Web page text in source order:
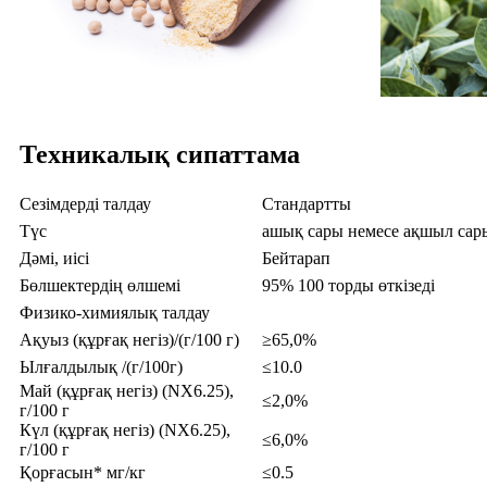
Техникалық сипаттама
Сезімдерді талдау
Стандартты
Түс
ашық сары немесе ақшыл
Дәмі, иісі
Бейтарап
Бөлшектердің өлшемі
95% 100 торды өткізеді
Физико-химиялық талдау
Ақуыз (құрғақ негіз)/(г/100 г)
≥65,0%
Ылғалдылық /(г/100г)
≤10.0
Май (құрғақ негіз) (NX6.25),
г/100 г
≤2,0%
Күл (құрғақ негіз) (NX6.25),
г/100 г
≤6,0%
Қорғасын* мг/кг
≤0.5